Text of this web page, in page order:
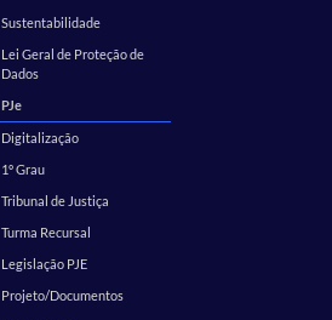
Sustentabilidade
Lei Geral de Proteção de
Dados
PJe
Digitalização
1º Grau
Tribunal de Justiça
Turma Recursal
Legislação PJE
Projeto/Documentos